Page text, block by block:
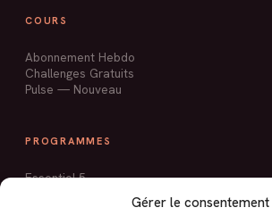
Gérer le consentement
COURS
Abonnement Hebdo
Challenges Gratuits
Pulse — Nouveau
PROGRAMMES
Essentiel 5